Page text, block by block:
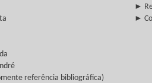
►
►
referência bibliográfica)